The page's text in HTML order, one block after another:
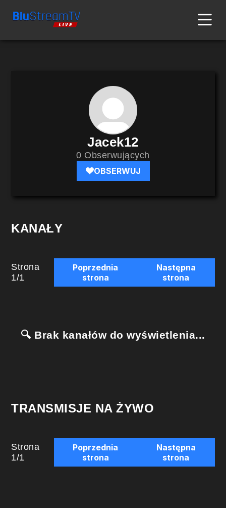
Jacek12
0 Obserwujących
OBSERWUJ
KANAŁY
Strona
1/1
Poprzednia
strona
Następna
strona
🔍 Brak kanałów do wyświetlenia...
TRANSMISJE NA ŻYWO
Strona
1/1
Poprzednia
strona
Następna
strona